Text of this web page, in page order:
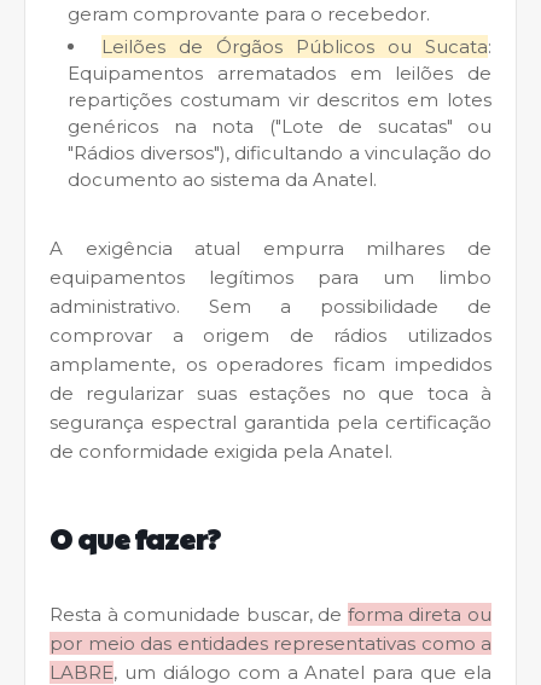
geram comprovante para o recebedor.
Leilões de Órgãos Públicos ou Sucata:
Equipamentos arrematados em leilões de
repartições costumam vir descritos em lotes
genéricos na nota ("Lote de sucatas" ou
"Rádios diversos"), dificultando a vinculação do
documento ao sistema da Anatel.
A exigência atual empurra milhares de
equipamentos legítimos para um limbo
administrativo. Sem a possibilidade de
comprovar a origem de rádios utilizados
amplamente, os operadores ficam impedidos
de regularizar suas estações no que toca à
segurança espectral garantida pela certificação
de conformidade exigida pela Anatel.
O que fazer?
Resta à comunidade buscar, de forma direta ou
por meio das entidades representativas como a
LABRE, um diálogo com a Anatel para que ela